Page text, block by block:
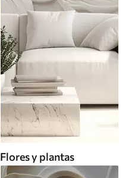
Flores y plantas